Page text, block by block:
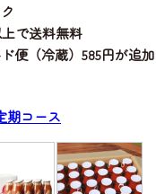
で送料無料
便（冷蔵）585円が追加
期コース